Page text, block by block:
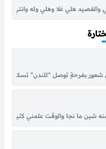
والقصيد هلي غلا وهلي وله وانتي
شعور بفرحةٍ توصل “للندن”
شين ما نجا والوقت علمني كثير